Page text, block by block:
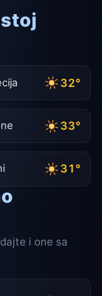
32°
33°
31°
i one sa